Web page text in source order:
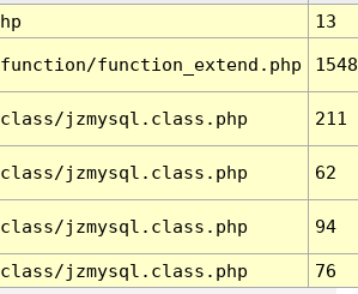
13
function_extend.php 1548
jzmysql.class.php 211
jzmysql.class.php 62
jzmysql.class.php 94
jzmysql.class.php 76